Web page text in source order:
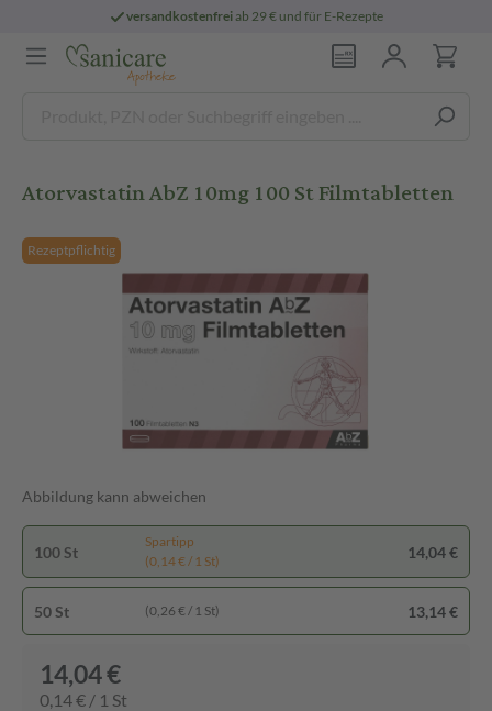
versandkostenfreiab 29 € und für E-Rezepte
Atorvastatin AbZ 10mg 100 St Filmtabletten
Rezeptpflichtig
Abbildung kann abweichen
100 St
Spartipp
(0,14 € / 1 St)
14,04 €
50 St (0,26 € / 1 St) 13,14 €
14,04 €
0,14 € / 1 St